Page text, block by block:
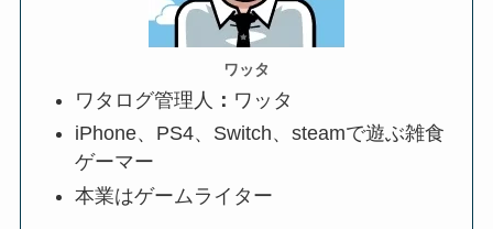
ワッタ
ワタログ管理人 ： ワッタ
iPhone、PS4、Switch、steamで遊ぶ雑食
ゲーマー
本業はゲームライター